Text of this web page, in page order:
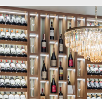
самых взыскательных